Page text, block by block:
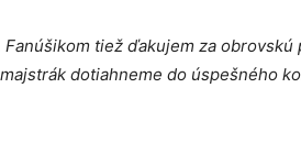
tiež ďakujem za
dotiahneme do úspešného